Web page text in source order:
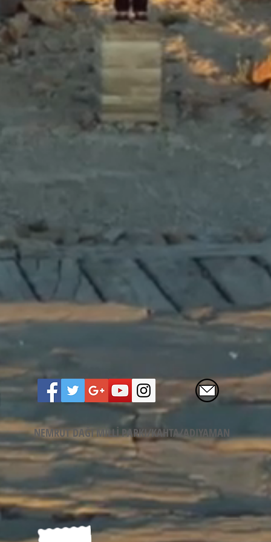
NEMRUT DAĞI MİLLİ PARKI/KAHTA/ADIYAMAN